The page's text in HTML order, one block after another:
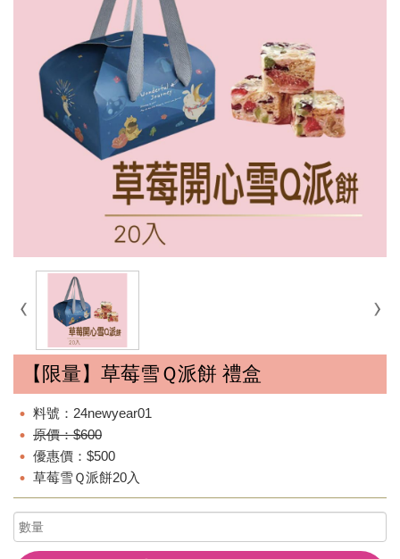
【限量】草莓雪Ｑ派餅 禮盒
料號：24newyear01
原價：$600
優惠價：$500
草莓雪Ｑ派餅20入